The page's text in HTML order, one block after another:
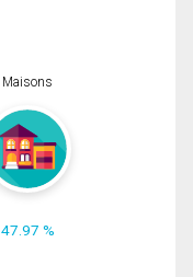
Maisons
47.97 %